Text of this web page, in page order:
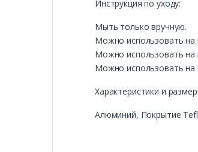
Инструкция по уходу:
Мыть только вручную.
Можно использовать на
Можно использовать на
Можно использовать на
Характеристики и
Алюминий, Покрытие